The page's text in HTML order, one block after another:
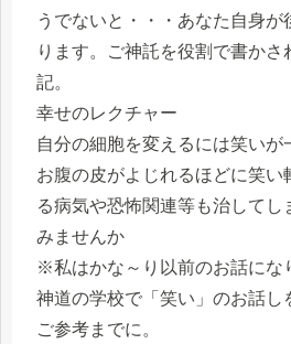
うでないと・・・あなた自身が
ります。ご神託を役割で書か
記。
幸せのレクチャー
自分の細胞を変えるには笑いが
お腹の皮がよじれるほどに笑い
る病気や恐怖関連等も治してし
みませんか
※私はかな～り以前のお話にな
神道の学校で「笑い」のお話し
ご参考までに。